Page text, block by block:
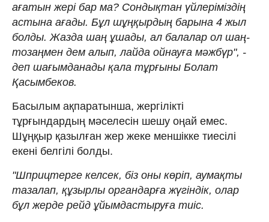
ағатын жері бар ма? Сондықтан үйлеріміздің
астына ағады. Бұл шұңқырдың барына 4 жыл
болды. Жазда шаң ұшады, ал балалар ол шаң-
тозаңмен дем алып, лайда ойнауға мәжбүр", -
деп шағымданады қала тұрғыны Болат
Қасымбеков.
Басылым ақпаратынша, жергілікті
тұрғындардың мәселесін шешу оңай емес.
Шұңқыр қазылған жер жеке меншікке тиесілі
екені белгілі болды.
"Шприцтерге келсек, біз оны көріп, аумақты
тазалап, құзырлы органдарға жүгіндік, олар
бұл жерде рейд ұйымдастыруға тиіс.